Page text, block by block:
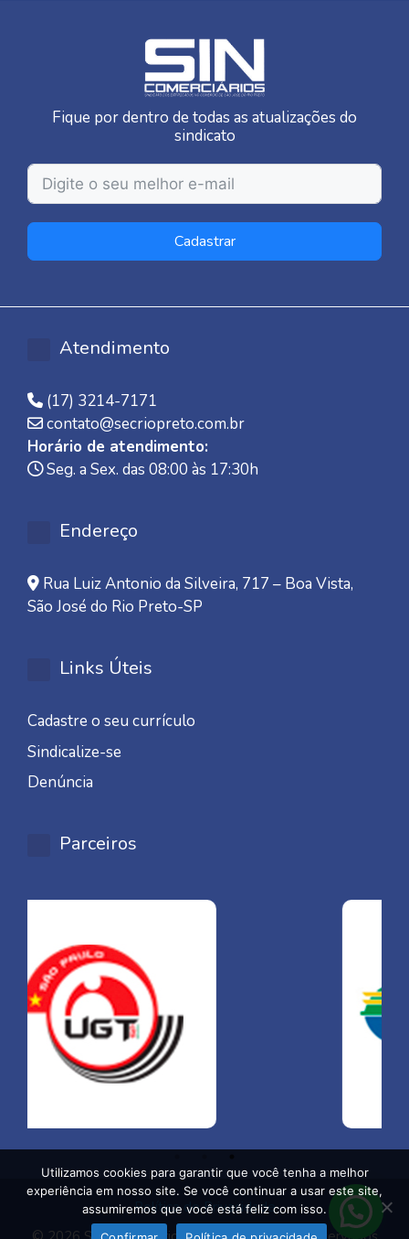
Fique por dentro de todas as atualizações do
sindicato
Cadastrar
Atendimento
(17) 3214-7171
contato@secriopreto.com.br
Horário de atendimento:
Seg. a Sex. das 08:00 às 17:30h
Endereço
Rua Luiz Antonio da Silveira, 717 – Boa Vista,
São José do Rio Preto-SP
Links Úteis
Cadastre o seu currículo
Sindicalize-se
Denúncia
Parceiros
Política de Privacidade
Utilizamos cookies para garantir que você tenha a melhor
experiência em nosso site. Se você continuar a usar este site,
assumiremos que você está feliz com isso.